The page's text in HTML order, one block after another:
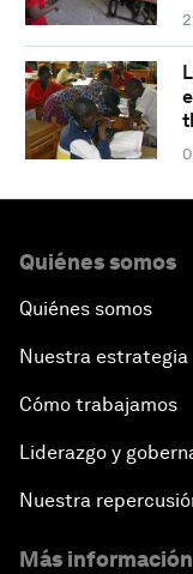
Quiénes somos
Quiénes somos
Nuestra estrategia
Cómo trabajamos
Liderazgo y
Nuestra
Más